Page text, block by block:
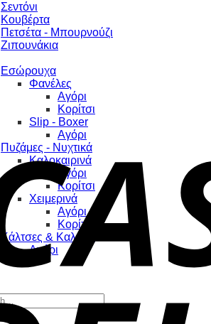
Σεντόνι
Κουβέρτα
Πετσέτα - Μπουρνούζι
Ζιπουνάκια
Εσώρουχα
Φανέλες
Αγόρι
Κορίτσι
Slip - Boxer
Αγόρι
Πυζάμες - Νυχτικά
Καλοκαιρινά
Αγόρι
Κορίτσι
Χειμερινά
Αγόρι
Κορίτσι
Κάλτσες & Καλσόν
Αγόρι